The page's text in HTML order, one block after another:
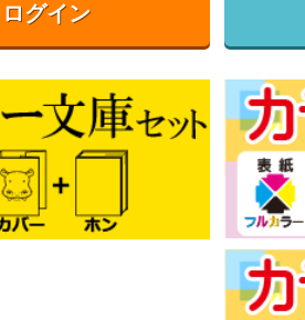
ログイン